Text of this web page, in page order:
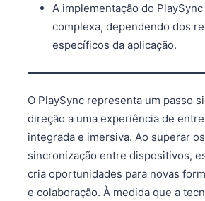
A implementação do
complexa, dependendo dos
específicos da aplicação.
O PlaySync representa um passo
direção a uma experiência de
integrada e imersiva. Ao superar
sincronização entre dispositivos,
cria oportunidades para novas
e colaboração. À medida que a